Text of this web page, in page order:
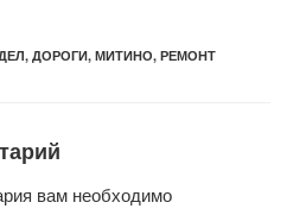
, ДОРОГИ, МИТИНО, РЕМОНТ
вам необходимо